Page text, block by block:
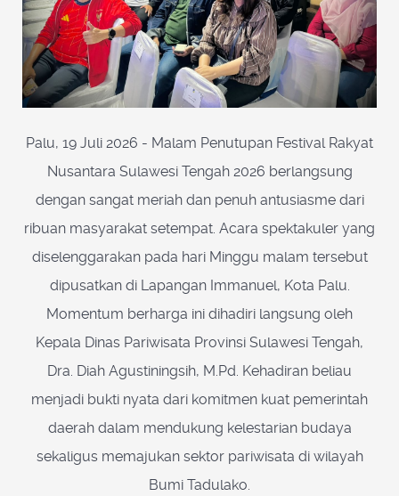
Palu, 19 Juli 2026 - Malam Penutupan Festival Rakyat
Nusantara Sulawesi Tengah 2026 berlangsung
dengan sangat meriah dan penuh antusiasme dari
ribuan masyarakat setempat. Acara spektakuler yang
diselenggarakan pada hari Minggu malam tersebut
dipusatkan di Lapangan Immanuel, Kota Palu.
Momentum berharga ini dihadiri langsung oleh
Kepala Dinas Pariwisata Provinsi Sulawesi Tengah,
Dra. Diah Agustiningsih, M.Pd. Kehadiran beliau
menjadi bukti nyata dari komitmen kuat pemerintah
daerah dalam mendukung kelestarian budaya
sekaligus memajukan sektor pariwisata di wilayah
Bumi Tadulako.